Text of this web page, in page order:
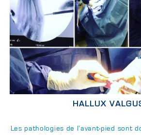
HALLUX
Les pathologies de l’avant-pied sont